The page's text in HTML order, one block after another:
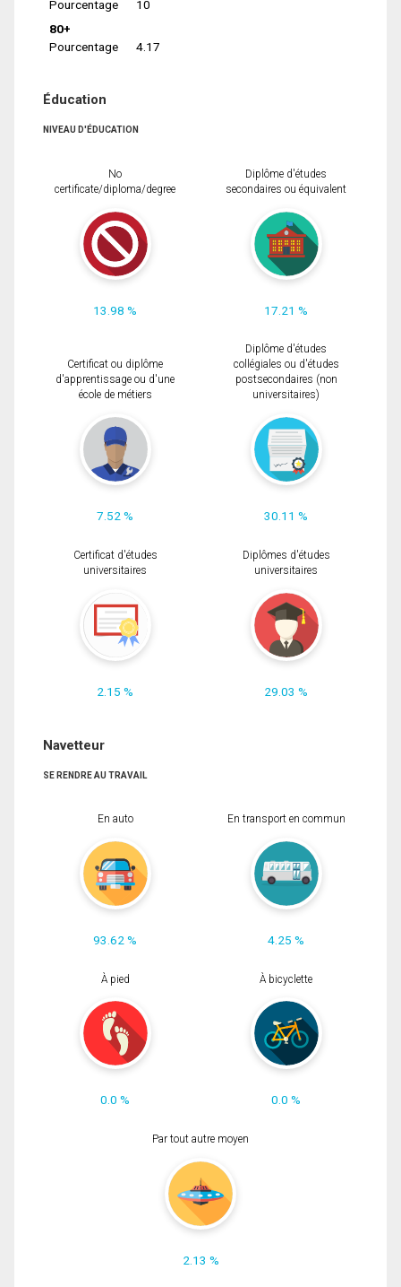
Pourcentage
10
80+
Pourcentage
4.17
Éducation
NIVEAU D'ÉDUCATION
No
certificate/diploma/degree
13.98 %
Diplôme d'études
secondaires ou équivalent
17.21 %
Certificat ou diplôme
d'apprentissage ou d'une
école de métiers
7.52 %
Diplôme d'études
collégiales ou d'études
postsecondaires (non
universitaires)
30.11 %
Certificat d'études
universitaires
2.15 %
Diplômes d'études
universitaires
29.03 %
Navetteur
SE RENDRE AU TRAVAIL
En auto
93.62 %
En transport en commun
4.25 %
À pied
0.0 %
À bicyclette
0.0 %
Par tout autre moyen
2.13 %